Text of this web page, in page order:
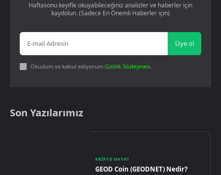
Haftasonu keyifle okuyabileceğiniz analizler ve haberler için
kaydolun. (Sadece En Önemli Haberler için)
Üye ol
Okudum ve kabul ediyorum Gizlilik Sözleşmesi
Son Yazılarımız
KRIPTO HAYAT
GEOD Coin (GEODNET) Nedir?